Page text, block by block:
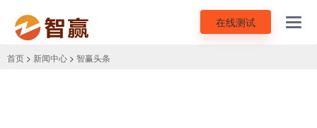
在线测试
首页 > 新闻中心 > 智赢头条